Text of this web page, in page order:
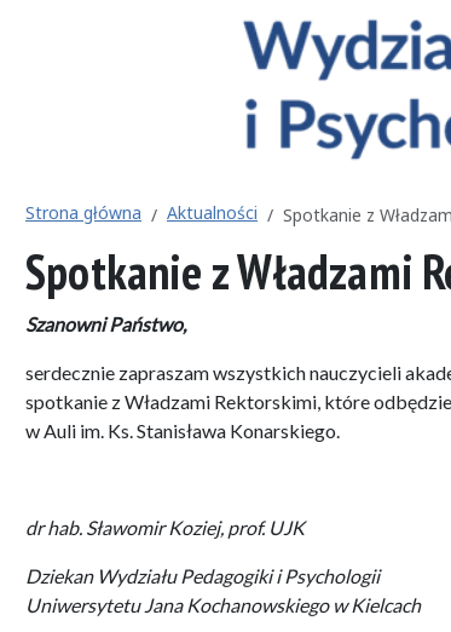
pełny link
krótki link
Strona główna Aktualności Spotkanie z
Spotkanie z Władzami
Szanowni Państwo,
serdecznie zapraszam wszystkich nauczycieli
spotkanie z Władzami Rektorskimi, które
w Auli im. Ks. Stanisława Konarskiego.
dr hab. Sławomir Koziej, prof. UJK
Dziekan Wydziału Pedagogiki i Psychologii
Uniwersytetu Jana Kochanowskiego w Kielcach